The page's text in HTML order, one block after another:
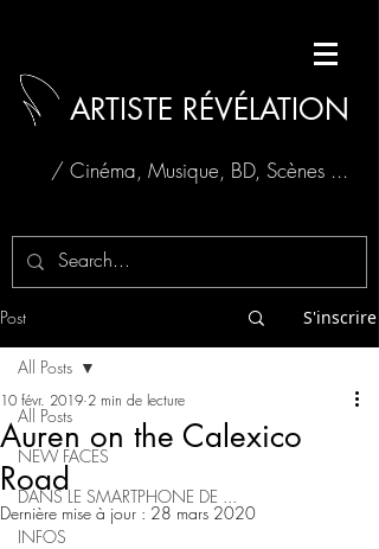
ARTISTE RÉVÉLATION
/ Cinéma, Musique, BD, Scènes ...
Post S'inscrire
All Posts
NEW FACES
DANS LE SMARTPHONE DE ...
INFOS
All Posts
Auren on the Calexico
Road
10 févr. 2019 2 min de lecture
Dernière mise à jour : 28 mars 2020